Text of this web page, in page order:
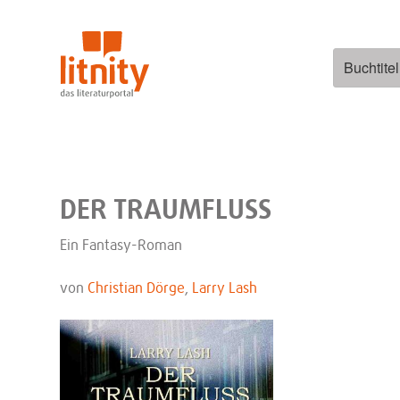
Suchen
DER TRAUMFLUSS
Ein Fantasy-Roman
von Christian Dörge, Larry Lash